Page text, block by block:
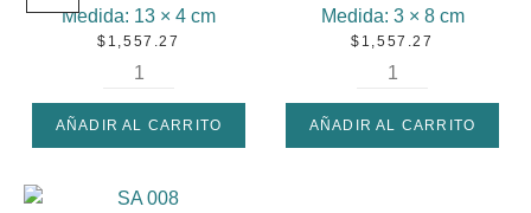
Medida: 13 × 4 cm
$ 1,557.27
AÑADIR AL CARRITO
Medida: 3 × 8 cm
$ 1,557.27
AÑADIR AL CARRITO